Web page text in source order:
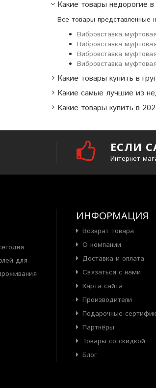
Какие товары недорогие
Все товары представленные
Вибровставка
Вибровставка
Вибровставка
Вибровставка
Какие товары купить в
Какие самые лучшие из
Какие товары купить в
ЕСЛИ
Интернет
для
ИНФОРМАЦИЯ
Возврат товара
О компании
Доставка и оплата
Связаться с нами
Карта сайта
Производители
Подарочные
Партнёры
Товары со скидкой
Блог